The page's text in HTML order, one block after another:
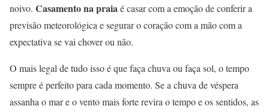
noivo. Casamento na praiaé casar com a emoção de conferir a
previsão meteorológica e segurar o coração com a mão com a
expectativa se vai chover ou não.
O mais legal de tudo isso é que faça chuva ou faça sol, o tempo
sempre é perfeito para cada momento. Se a chuva de véspera
assanha o mar e o vento mais forte revira o tempo e os sentidos, as